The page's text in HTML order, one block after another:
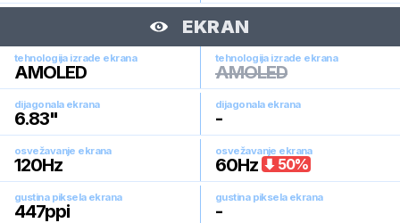
EKRAN
tehnologija izrade ekrana
AMOLED
tehnologija izrade ekrana
AMOLED
dijagonala ekrana
6.83"
dijagonala ekrana
-
osvežavanje ekrana
120Hz
osvežavanje ekrana
60Hz 50%
gustina piksela ekrana
447ppi
gustina piksela ekrana
-